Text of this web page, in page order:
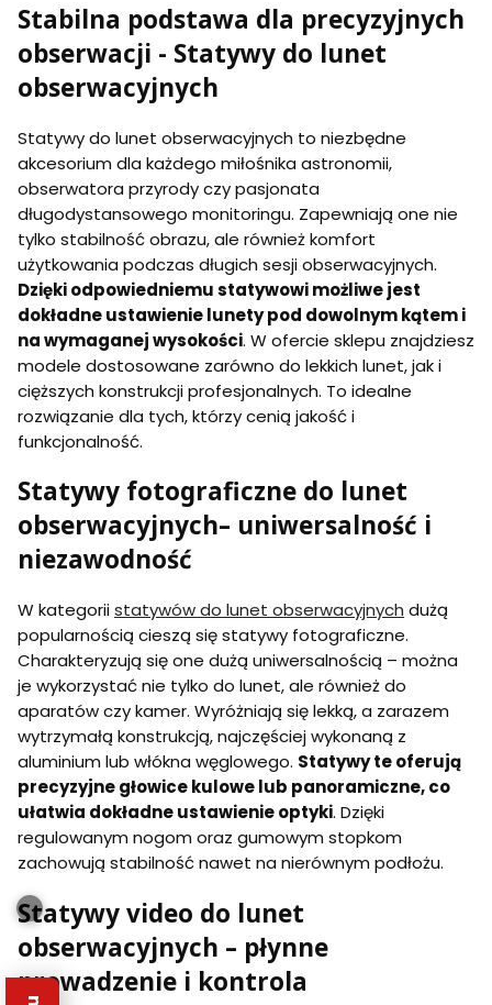
Stabilna podstawa dla precyzyjnych
obserwacji - Statywy do lunet
obserwacyjnych
Statywy do lunet obserwacyjnych to niezbędne
akcesorium dla każdego miłośnika astronomii,
obserwatora przyrody czy pasjonata
długodystansowego monitoringu. Zapewniają one nie
tylko stabilność obrazu, ale również komfort
użytkowania podczas długich sesji obserwacyjnych.
Dzięki odpowiedniemu statywowi możliwe jest
dokładne ustawienie lunety pod dowolnym kątem i
na wymaganej wysokości. W ofercie sklepu znajdziesz
modele dostosowane zarówno do lekkich lunet, jak i
cięższych konstrukcji profesjonalnych. To idealne
rozwiązanie dla tych, którzy cenią jakość i
funkcjonalność.
Statywy fotograficzne do lunet
obserwacyjnych– uniwersalność i
niezawodność
W kategoriistatywów do lunet obserwacyjnych dużą
popularnością cieszą się statywy fotograficzne.
Charakteryzują się one dużą uniwersalnością – można
je wykorzystać nie tylko do lunet, ale również do
aparatów czy kamer. Wyróżniają się lekką, a zarazem
wytrzymałą konstrukcją, najczęściej wykonaną z
aluminium lub włókna węglowego. Statywy te oferują
precyzyjne głowice kulowe lub panoramiczne, co
ułatwia dokładne ustawienie optyki. Dzięki
regulowanym nogom oraz gumowym stopkom
zachowują stabilność nawet na nierównym podłożu.
Statywy video do lunet
obserwacyjnych – płynne
prowadzenie i kontrola